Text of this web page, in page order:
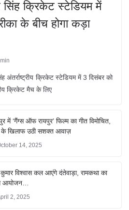
सिंह क्रिकेट स्टेडियम में
के बीच होगा कड़ा
अंतर्राष्ट्रीय क्रिकेट स्टेडियम में 3 दिसंबर को
क्रिकेट मैच के लिए
में ‘गैंग्स ऑफ रायपुर’ फिल्म का गीत विमोचित,
खिलाफ उठी सशक्त आवाज़
14, 2025
विश्वास कल आएंगे दंतेवाड़ा, रामकथा का
आयोजन…
2, 2025